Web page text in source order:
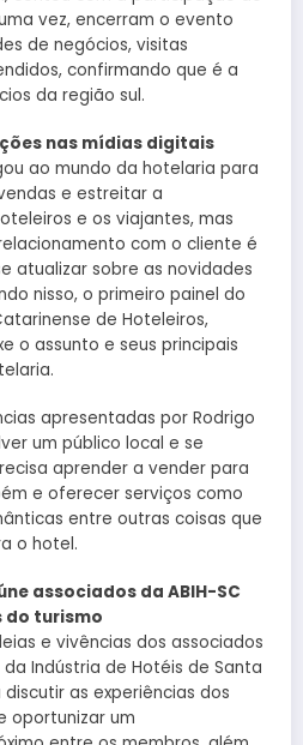
vez, encerram o evento
de negócios, visitas
confirmando que é a
da região sul.
nas mídias digitais
ao mundo da hotelaria para
e estreitar a
e os viajantes, mas
com o cliente é
atualizar sobre as novidades
nisso, o primeiro painel do
de Hoteleiros,
o assunto e seus principais
apresentadas por Rodrigo
um público local e se
aprender a vender para
e oferecer serviços como
entre outras coisas que
o hotel.
associados da ABIH-SC
do turismo
e vivências dos associados
Indústria de Hotéis de Santa
discutir as experiências dos
oportunizar um